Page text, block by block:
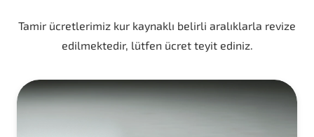
Tamir ücretlerimiz kur kaynaklı belirli aralıklarla revize
edilmektedir, lütfen ücret teyit ediniz.